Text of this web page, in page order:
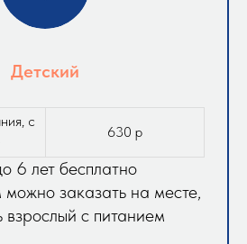
Детский
с
630 р
6 лет бесплатно
можно заказать на месте,
взрослый с питанием